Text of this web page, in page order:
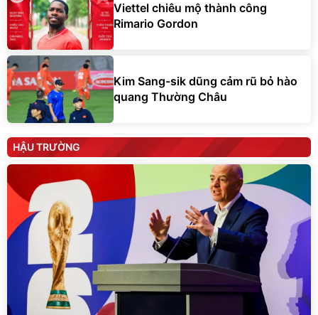
Viettel chiêu mộ thành công
Rimario Gordon
Kim Sang-sik dũng cảm rũ bỏ hào
quang Thường Châu
HẬU TRƯỜNG